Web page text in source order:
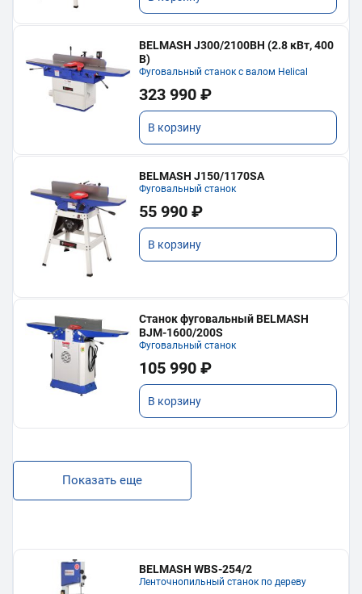
BELMASH J300/2100ВH (2.8 кВт, 400
В)
Фуговальный станок с валом Helical
323 990 ₽
В корзину
BELMASH J150/1170SA
Фуговальный станок
55 990 ₽
В корзину
Станок фуговальный BELMASH
BJM-1600/200S
Фуговальный станок
105 990 ₽
В корзину
Показать еще
BELMASH WBS-254/2
Ленточнопильный станок по дереву